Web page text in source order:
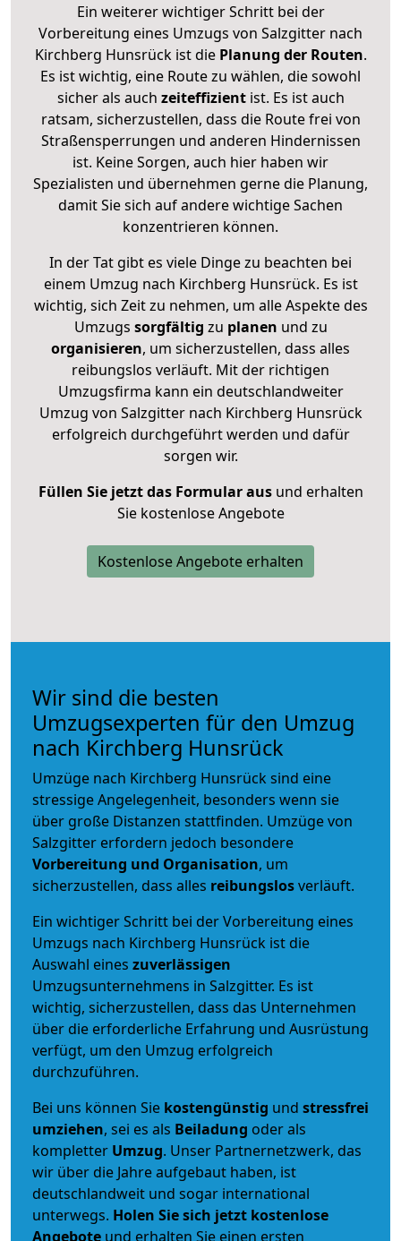
Ein weiterer wichtiger Schritt bei der
Vorbereitung eines Umzugs von Salzgitter nach
Kirchberg Hunsrück ist diePlanung der Routen.
Es ist wichtig, eine Route zu wählen, die sowohl
sicher als auch zeiteffizientist. Es ist auch
ratsam, sicherzustellen, dass die Route frei von
Straßensperrungen und anderen Hindernissen
ist. Keine Sorgen, auch hier haben wir
Spezialisten und übernehmen gerne die Planung,
damit Sie sich auf andere wichtige Sachen
konzentrieren können.
In der Tat gibt es viele Dinge zu beachten bei
einem Umzug nach Kirchberg Hunsrück. Es ist
wichtig, sich Zeit zu nehmen, um alle Aspekte des
Umzugs sorgfältig zu planen und zu
organisieren, um sicherzustellen, dass alles
reibungslos verläuft. Mit der richtigen
Umzugsfirma kann ein deutschlandweiter
Umzug von Salzgitter nach Kirchberg Hunsrück
erfolgreich durchgeführt werden und dafür
sorgen wir.
Füllen Sie jetzt das Formular ausund erhalten
Sie kostenlose Angebote
Kostenlose Angebote erhalten
Wir sind die besten
Umzugsexperten für den Umzug
nach Kirchberg Hunsrück
Umzüge nach Kirchberg Hunsrück sind eine
stressige Angelegenheit, besonders wenn sie
über große Distanzen stattfinden. Umzüge von
Salzgitter erfordern jedoch besondere
Vorbereitung und Organisation, um
sicherzustellen, dass alles reibungslosverläuft.
Ein wichtiger Schritt bei der Vorbereitung eines
Umzugs nach Kirchberg Hunsrück ist die
Auswahl eines zuverlässigen
Umzugsunternehmens in Salzgitter. Es ist
wichtig, sicherzustellen, dass das Unternehmen
über die erforderliche Erfahrung und Ausrüstung
verfügt, um den Umzug erfolgreich
durchzuführen.
Bei uns können Sie kostengünstig und stressfrei
umziehen, sei es als Beiladung oder als
kompletter Umzug. Unser Partnernetzwerk, das
wir über die Jahre aufgebaut haben, ist
deutschlandweit und sogar international
unterwegs. Holen Sie sich jetzt kostenlose
Angebote und erhalten Sie einen ersten